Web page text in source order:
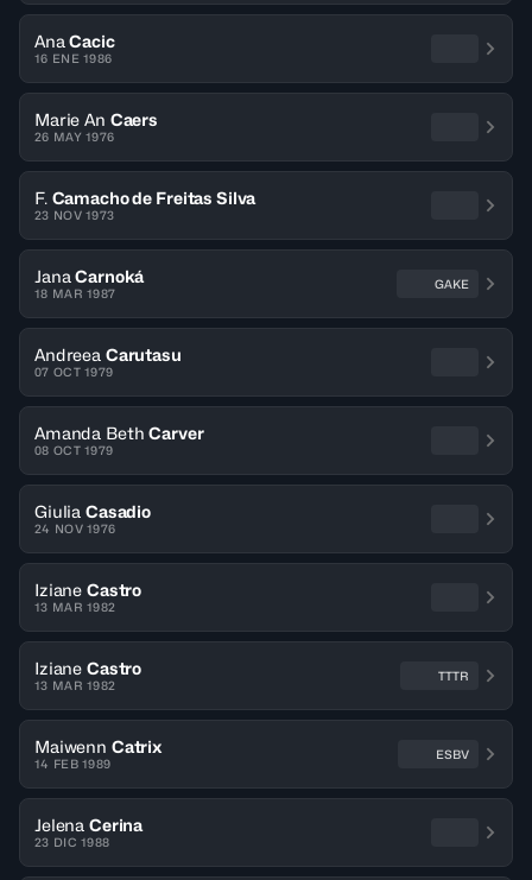
Ana Cacic
16 ENE 1986
Marie An Caers
26 MAY 1976
F. Camacho de Freitas Silva
23 NOV 1973
Jana Carnoká
18 MAR 1987
GAKE
Andreea Carutasu
07 OCT 1979
Amanda Beth Carver
08 OCT 1979
Giulia Casadio
24 NOV 1976
Iziane Castro
13 MAR 1982
Iziane Castro
13 MAR 1982
TTTR
Maiwenn Catrix
14 FEB 1989
ESBV
Jelena Cerina
23 DIC 1988